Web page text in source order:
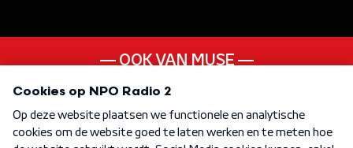
OOK VAN MUSE
Survival
ANDER LIEDJE UIT DE